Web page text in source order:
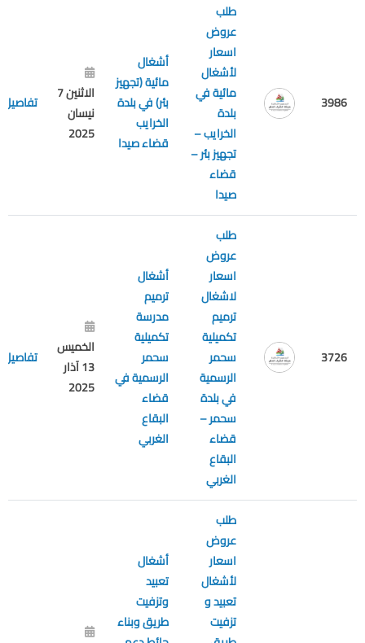
3986
طلب
عروض
اسعار
لأشغال
مائية في
بلدة
الخرايب –
تجهيز بئر –
قضاء
صيدا
أشغال
مائية (تجهيز
بئر) في بلدة
الخرايب
قضاء صيدا
الاثنين 7
نيسان
2025
تفاصيل
3726
طلب
عروض
اسعار
لاشغال
ترميم
تكميلية
سحمر
الرسمية
في بلدة
سحمر –
قضاء
البقاع
الغربي
أشغال
ترميم
مدرسة
تكميلية
سحمر
الرسمية في
قضاء
البقاع
الغربي
الخميس
13 آذار
2025
تفاصيل
طلب
عروض
اسعار
لأشغال
تعبيد و
تزفيت
أشغال
تعبيد
وتزفيت
طريق وبناء